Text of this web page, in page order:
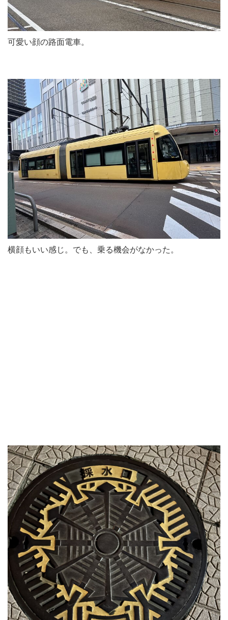
可愛い顔の路面電車。
横顔もいい感じ。でも、乗る機会がなかった。